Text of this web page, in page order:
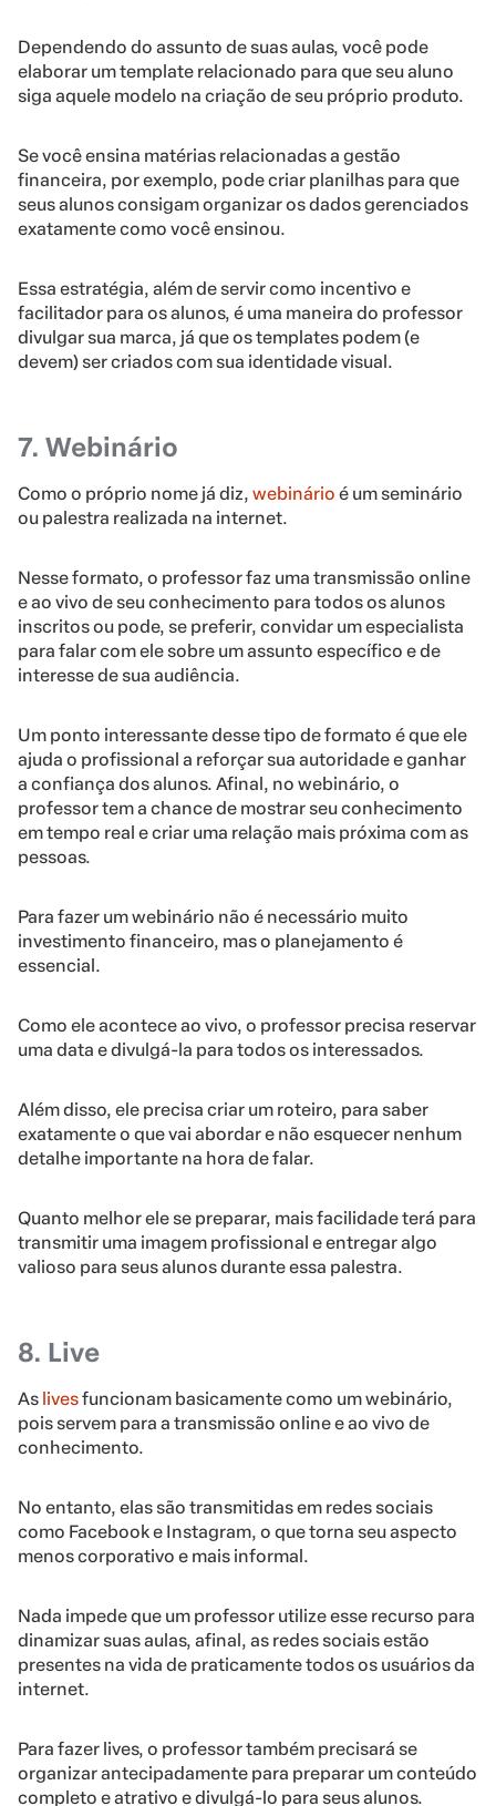
Dependendo do assunto de suas aulas, você pode
elaborar um template relacionado para que seu aluno
siga aquele modelo na criação de seu próprio produto.
Se você ensina matérias relacionadas a gestão
financeira, por exemplo, pode criar planilhas para que
seus alunos consigam organizar os dados gerenciados
exatamente como você ensinou.
Essa estratégia, além de servir como incentivo e
facilitador para os alunos, é uma maneira do professor
divulgar sua marca, já que os templates podem (e
devem) ser criados com sua identidade visual.
7. Webinário
Como o próprio nome já diz, webinário é um seminário
ou palestra realizada na internet.
Nesse formato, o professor faz uma transmissão online
e ao vivo de seu conhecimento para todos os alunos
inscritos ou pode, se preferir, convidar um especialista
para falar com ele sobre um assunto específico e de
interesse de sua audiência.
Um ponto interessante desse tipo de formato é que ele
ajuda o profissional a reforçar sua autoridade e ganhar
a confiança dos alunos. Afinal, no webinário, o
professor tem a chance de mostrar seu conhecimento
em tempo real e criar uma relação mais próxima com as
pessoas.
Para fazer um webinário não é necessário muito
investimento financeiro, mas o planejamento é
essencial.
Como ele acontece ao vivo, o professor precisa reservar
uma data e divulgá-la para todos os interessados.
Além disso, ele precisa criar um roteiro, para saber
exatamente o que vai abordar e não esquecer nenhum
detalhe importante na hora de falar.
Quanto melhor ele se preparar, mais facilidade terá para
transmitir uma imagem profissional e entregar algo
valioso para seus alunos durante essa palestra.
8. Live
As livesfuncionam basicamente como um webinário,
pois servem para a transmissão online e ao vivo de
conhecimento.
No entanto, elas são transmitidas em redes sociais
como Facebook e Instagram, o que torna seu aspecto
menos corporativo e mais informal.
Nada impede que um professor utilize esse recurso para
dinamizar suas aulas, afinal, as redes sociais estão
presentes na vida de praticamente todos os usuários da
internet.
Para fazer lives, o professor também precisará se
organizar antecipadamente para preparar um conteúdo
completo e atrativo e divulgá-lo para seus alunos.